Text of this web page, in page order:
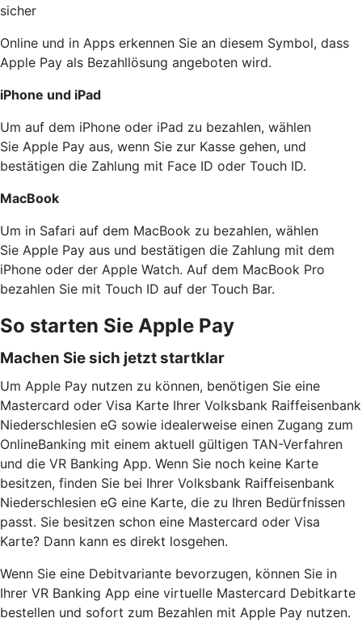
sicher
Online und in Apps erkennen Sie an diesem Symbol, dass
Apple Pay als Bezahllösung angeboten wird.
iPhone und iPad
Um auf dem iPhone oder iPad zu bezahlen, wählen
Sie Apple Pay aus, wenn Sie zur Kasse gehen, und
bestätigen die Zahlung mit Face ID oder Touch ID.
MacBook
Um in Safari auf dem MacBook zu bezahlen, wählen
Sie Apple Pay aus und bestätigen die Zahlung mit dem
iPhone oder der Apple Watch. Auf dem MacBook Pro
bezahlen Sie mit Touch ID auf der Touch Bar.
So starten Sie Apple Pay
Machen Sie sich jetzt startklar
Um Apple Pay nutzen zu können, benötigen Sie eine
Mastercard oder Visa Karte Ihrer Volksbank Raiffeisenbank
Niederschlesien eG sowie idealerweise einen Zugang zum
OnlineBanking mit einem aktuell gültigen TAN-Verfahren
und die VR Banking App. Wenn Sie noch keine Karte
besitzen, finden Sie bei Ihrer Volksbank Raiffeisenbank
Niederschlesien eG eine Karte, die zu Ihren Bedürfnissen
passt. Sie besitzen schon eine Mastercard oder Visa
Karte? Dann kann es direkt losgehen.
Wenn Sie eine Debitvariante bevorzugen, können Sie in
Ihrer VR Banking App eine virtuelle Mastercard Debitkarte
bestellen und sofort zum Bezahlen mit Apple Pay nutzen.